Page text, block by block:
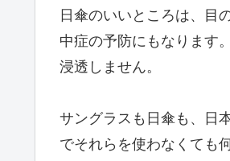
日傘のいいところは、目
中症の予防にもなります
浸透しません。
サングラスも日傘も、日
でそれらを使わなくても